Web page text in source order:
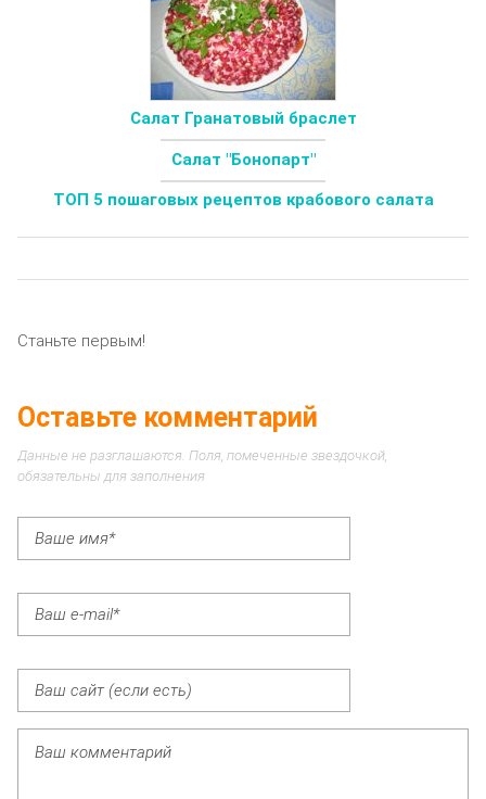
Салат Гранатовый браслет
Салат "Бонопарт"
ТОП 5 пошаговых рецептов крабового салата
Станьте первым!
Оставьте комментарий
Данные не разглашаются. Поля, помеченные звездочкой,
обязательны для заполнения